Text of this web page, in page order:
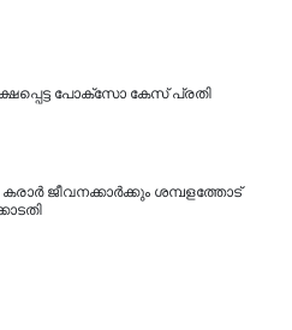
പോക്‌സോ കേസ് പ്രതി
ജീവനക്കാർക്കും ശമ്പളത്തോട്